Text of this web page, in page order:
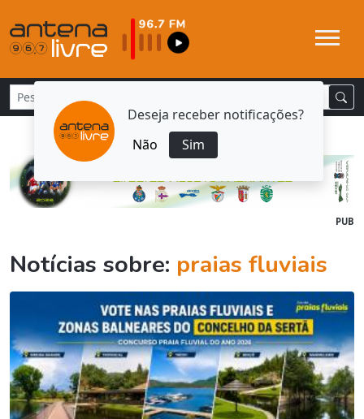
Deseja receber notificações?
Não
Sim
PUB
Notícias sobre: praias fluviais